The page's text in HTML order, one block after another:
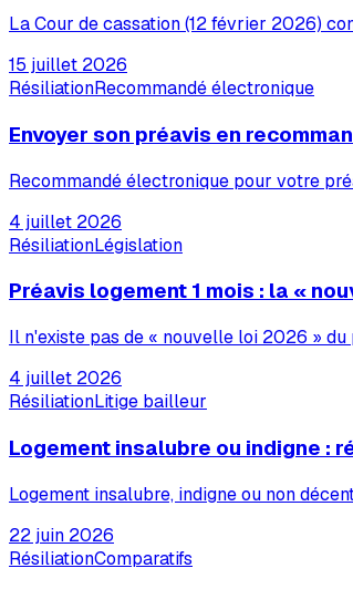
La Cour de cassation (12 février 2026)
15 juillet 2026
RésiliationRecommandé électronique
Envoyer son préavis en
Recommandé électronique pour votre
4 juillet 2026
RésiliationLégislation
Préavis logement 1 mois : la «
Il n'existe pas de « nouvelle loi 2026 »
4 juillet 2026
RésiliationLitige bailleur
Logement insalubre ou indigne :
Logement insalubre, indigne ou non
22 juin 2026
RésiliationComparatifs